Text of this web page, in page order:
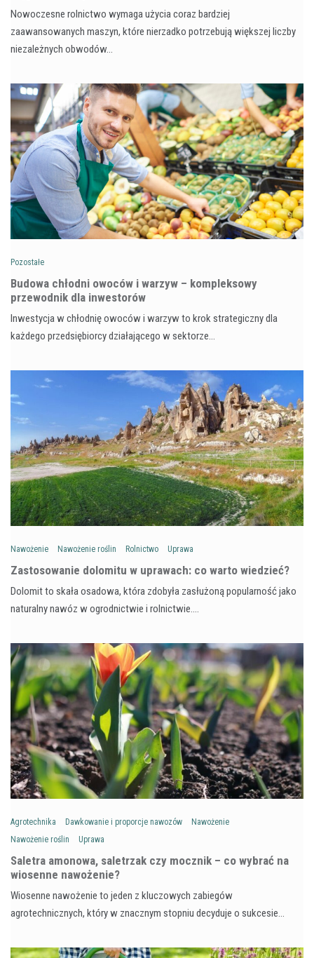
Nowoczesne rolnictwo wymaga użycia coraz bardziej
zaawansowanych maszyn, które nierzadko potrzebują większej liczby
niezależnych obwodów…
Pozostałe
Budowa chłodni owoców i warzyw – kompleksowy
przewodnik dla inwestorów
Inwestycja w chłodnię owoców i warzyw to krok strategiczny dla
każdego przedsiębiorcy działającego w sektorze…
Nawożenie Nawożenie roślin Rolnictwo Uprawa
Zastosowanie dolomitu w uprawach: co warto wiedzieć?
Dolomit to skała osadowa, która zdobyła zasłużoną popularność jako
naturalny nawóz w ogrodnictwie i rolnictwie.…
Agrotechnika Dawkowanie i proporcje nawozów
Nawożenie
Nawożenie roślin
Uprawa
Saletra amonowa, saletrzak czy mocznik – co wybrać na
wiosenne nawożenie?
Wiosenne nawożenie to jeden z kluczowych zabiegów
agrotechnicznych, który w znacznym stopniu decyduje o sukcesie…